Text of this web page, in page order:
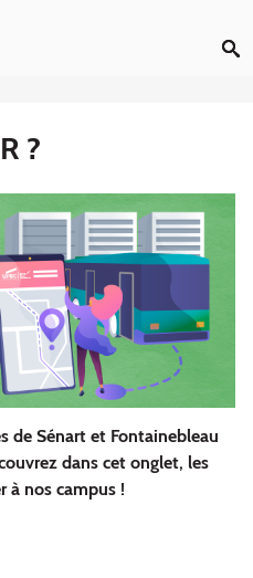
?
de Sénart et Fontainebleau
dans cet onglet, les
à nos campus !